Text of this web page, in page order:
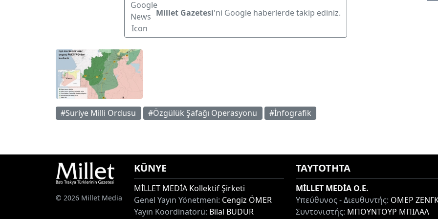
Millet Gazetesi'ni Google haberlerde takip ediniz.
#Suriye Milli Ordusu #Özgülük Şafağı Operasyonu #İnfografik
© 2026 Millet Media
KÜNYE
MİLLET MEDİA Kollektif Şirketi
Genel Yayın Yönetmeni: Cengiz ÖMER
Yayın Koordinatörü: Bilal BUDUR
ΤΑΥΤΟΤΗΤΑ
MİLLET MEDİA O.E.
Υπεύθυνος - Διευθυντής: ΟΜΕΡ
Συντονιστής: ΜΠΟΥΝΤΟΥΡ ΜΠΙΛΑΛ